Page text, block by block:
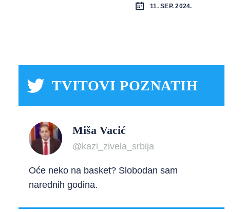
11. SEP. 2024.
TVITOVI POZNATIH
Miša Vacić
@kazi_zivela_srbija
Oće neko na basket? Slobodan sam
narednih godina.